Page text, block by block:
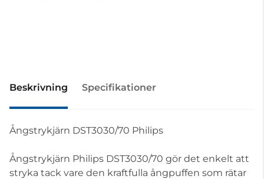
Beskrivning Specifikationer
Ångstrykjärn DST3030/70 Philips
Ångstrykjärn Philips DST3030/70 gör det enkelt att
stryka tack vare den kraftfulla ångpuffen som rätar